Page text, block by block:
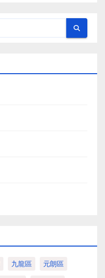
九龍區 元朗區